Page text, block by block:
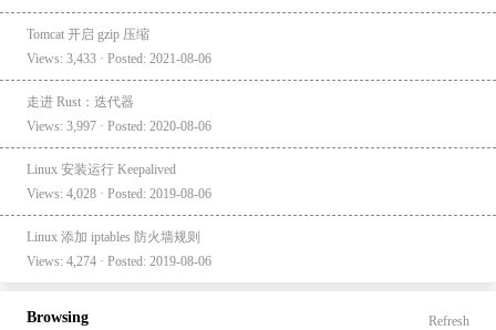
Tomcat 开启 gzip 压缩
Views: 3,433 · Posted: 2021-08-06
走进 Rust：迭代器
Views: 3,997 · Posted: 2020-08-06
Linux 安装运行 Keepalived
Views: 4,028 · Posted: 2019-08-06
Linux 添加 iptables 防火墙规则
Views: 4,274 · Posted: 2019-08-06
Browsing Refresh